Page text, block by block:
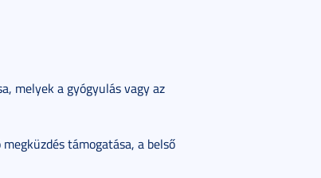
melyek a gyógyulás vagy az
támogatása, a belső